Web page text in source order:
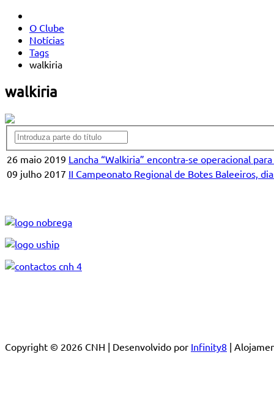
O Clube
Notícias
Tags
walkiria
walkiria
26 maio 2019 Lancha “Walkiria” encontra-se operacional
09 julho 2017 II Campeonato Regional de Botes Baleeiros,
Copyright © 2026 CNH | Desenvolvido por Infinity8 |